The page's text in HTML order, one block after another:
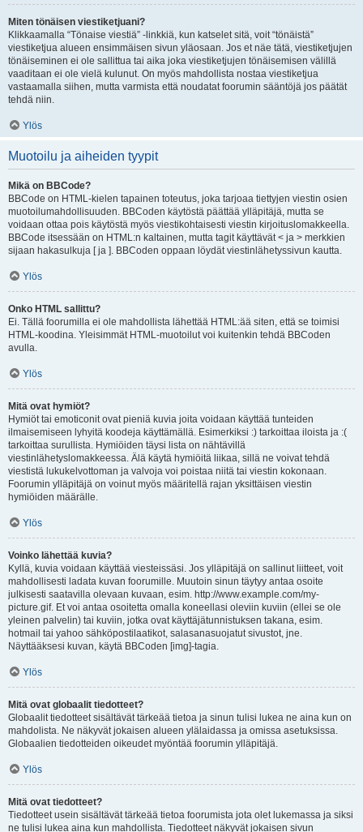
Miten tönäisen viestiketjuani?
Klikkaamalla “Tönaise viestiä” -linkkiä, kun katselet sitä, voit “tönäistä”
viestiketjua alueen ensimmäisen sivun yläosaan. Jos et näe tätä, viestiketjujen
tönäiseminen ei ole sallittua tai aika joka viestiketjujen tönäisemisen välillä
vaaditaan ei ole vielä kulunut. On myös mahdollista nostaa viestiketjua
vastaamalla siihen, mutta varmista että noudatat foorumin sääntöjä jos päätät
tehdä niin.
Ylös
Muotoilu ja aiheiden tyypit
Mikä on BBCode?
BBCode on HTML-kielen tapainen toteutus, joka tarjoaa tiettyjen viestin osien
muotoilumahdollisuuden. BBCoden käytöstä päättää ylläpitäjä, mutta se
voidaan ottaa pois käytöstä myös viestikohtaisesti viestin kirjoituslomakkeella.
BBCode itsessään on HTML:n kaltainen, mutta tagit käyttävät < ja > merkkien
sijaan hakasulkuja [ ja ]. BBCoden oppaan löydät viestinlähetyssivun kautta.
Ylös
Onko HTML sallittu?
Ei. Tällä foorumilla ei ole mahdollista lähettää HTML:ää siten, että se toimisi
HTML-koodina. Yleisimmät HTML-muotoilut voi kuitenkin tehdä BBCoden
avulla.
Ylös
Mitä ovat hymiöt?
Hymiöt tai emoticonit ovat pieniä kuvia joita voidaan käyttää tunteiden
ilmaisemiseen lyhyitä koodeja käyttämällä. Esimerkiksi :) tarkoittaa iloista ja :(
tarkoittaa surullista. Hymiöiden täysi lista on nähtävillä
viestinlähetyslomakkeessa. Älä käytä hymiöitä liikaa, sillä ne voivat tehdä
viestistä lukukelvottoman ja valvoja voi poistaa niitä tai viestin kokonaan.
Foorumin ylläpitäjä on voinut myös määritellä rajan yksittäisen viestin
hymiöiden määrälle.
Ylös
Voinko lähettää kuvia?
Kyllä, kuvia voidaan käyttää viesteissäsi. Jos ylläpitäjä on sallinut liitteet, voit
mahdollisesti ladata kuvan foorumille. Muutoin sinun täytyy antaa osoite
julkisesti saatavilla olevaan kuvaan, esim. http://www.example.com/my-
picture.gif. Et voi antaa osoitetta omalla koneellasi oleviin kuviin (ellei se ole
yleinen palvelin) tai kuviin, jotka ovat käyttäjätunnistuksen takana, esim.
hotmail tai yahoo sähköpostilaatikot, salasanasuojatut sivustot, jne.
Näyttääksesi kuvan, käytä BBCoden [img]-tagia.
Ylös
Mitä ovat globaalit tiedotteet?
Globaalit tiedotteet sisältävät tärkeää tietoa ja sinun tulisi lukea ne aina kun on
mahdolista. Ne näkyvät jokaisen alueen ylälaidassa ja omissa asetuksissa.
Globaalien tiedotteiden oikeudet myöntää foorumin ylläpitäjä.
Ylös
Mitä ovat tiedotteet?
Tiedotteet usein sisältävät tärkeää tietoa foorumista jota olet lukemassa ja siksi
ne tulisi lukea aina kun mahdollista. Tiedotteet näkyvät jokaisen sivun